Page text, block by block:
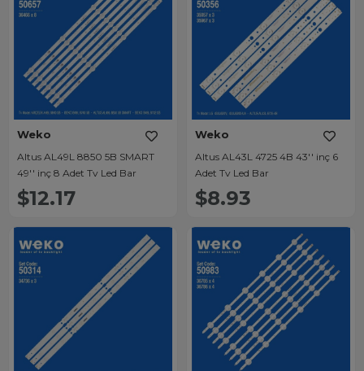
Weko
Altus AL49L 8850 5B SMART
49'' inç 8 Adet Tv Led Bar
$12.17
Weko
Altus AL43L 4725 4B 43'' inç 6
Adet Tv Led Bar
$8.93